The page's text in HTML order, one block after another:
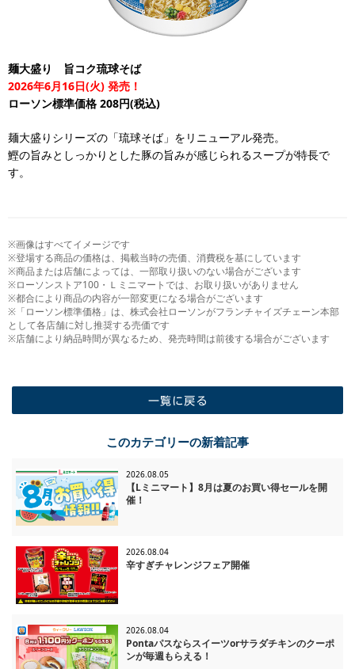
麺大盛り 旨コク琉球そば
2026年6月16日(火) 発売！
ローソン標準価格 208円(税込)
麺大盛りシリーズの「琉球そば」をリニューアル発売。
鰹の旨みとしっかりとした豚の旨みが感じられるスープが特長で
す。
※画像はすべてイメージです
※登場する商品の価格は、掲載当時の売価、消費税を基にしています
※商品または店舗によっては、一部取り扱いのない場合がございます
※ローソンストア100・Ｌミニマートでは、お取り扱いがありません
※都合により商品の内容が一部変更になる場合がございます
※「ローソン標準価格」は、株式会社ローソンがフランチャイズチェーン本部
として各店舗に対し推奨する売価です
※店舗により納品時間が異なるため、発売時間は前後する場合がございます
このカテゴリーの新着記事
2026.08.05
【Lミニマート】8月は夏のお買い得セールを開
催！
2026.08.04
辛すぎチャレンジフェア開催
2026.08.04
Pontaパスならスイーツorサラダチキンのクーポ
ンが毎週もらえる！